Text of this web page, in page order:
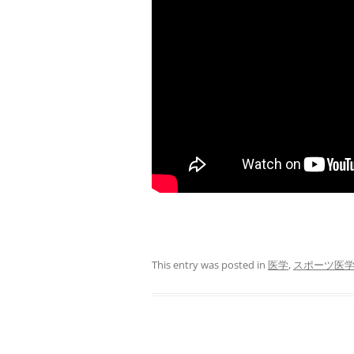
This entry was posted in 医学, スポーツ医学